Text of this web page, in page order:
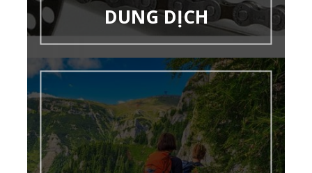
DUNG DỊCH